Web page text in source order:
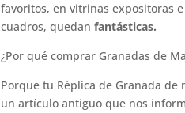
favoritos, en vitrinas expositoras
cuadros, quedanfantásticas.
¿Por qué comprar Granadas de
Porque tu Réplica de Granada
un artículo antiguo que nos